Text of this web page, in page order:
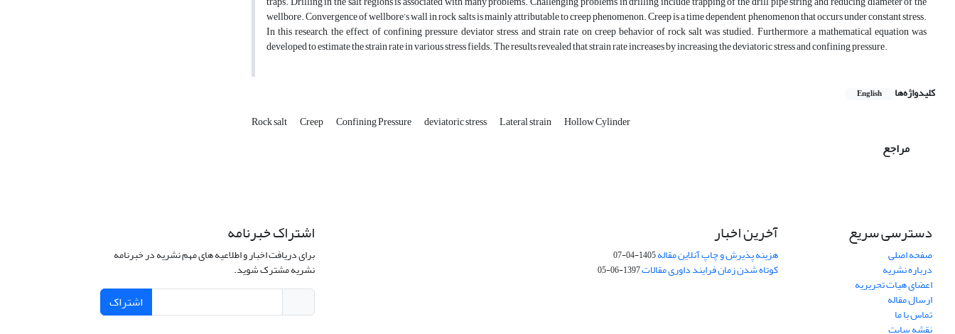
wellbore. Convergence of wellbore’s wall in rock salts is mainly attributable to creep phenomenon. Creep is a time dependent phenomenon that occurs under constant stress.
In this research, the effect of confining pressure, deviator stress, and strain rate on creep behavior of rock salt was studied. Furthermore, a mathematical equation was
developed to estimate the strain rate in various stress fields. The results revealed that strain rate increases by increasing the deviatoric stress and confining pressure.
کلیدواژه‌ها English
Rock salt Creep Confining Pressure deviatoric stress Lateral strain Hollow Cylinder
مراجع
دسترسی سریع
صفحه اصلی
درباره نشریه
اعضای هیات تحریریه
ارسال مقاله
تماس با ما
نقشه سایت
آخرین اخبار
هزینه پذیرش و چاپ آنلاین مقاله1405-04-07
کوتاه شدن زمان فرایند داوری مقالات1397-06-05
اشتراک خبرنامه
برای دریافت اخبار و اطلاعیه های مهم نشریه در خبرنامه
نشریه مشترک شوید.
اشتراک